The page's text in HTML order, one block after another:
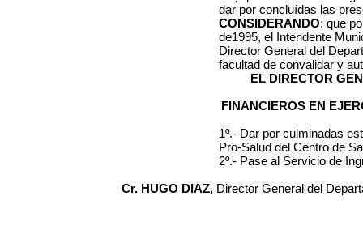
dar por concluídas las
CONSIDERANDO: que
de1995, el Intendente
Director General del
facultad de convalidar y
EL DIRECTOR
FINANCIEROS EN
1º.- Dar por culminadas
Pro-Salud del Centro de
2º.- Pase al Servicio de
Cr. HUGO DIAZ, Director General del